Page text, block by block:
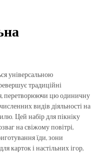
універсальною
традиційні
перетворюючи цю одиничну
видів діяльності на
Цей набір для пікніку
на свіжому повітрі,
їди, зони
карток і настільних ігор,